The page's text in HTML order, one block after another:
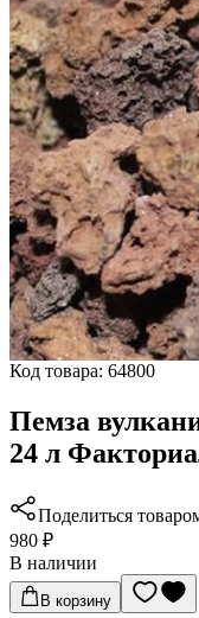
Код товара: 64800
Пемза
24 л
Поделиться
980 ₽
В наличии
В корзину